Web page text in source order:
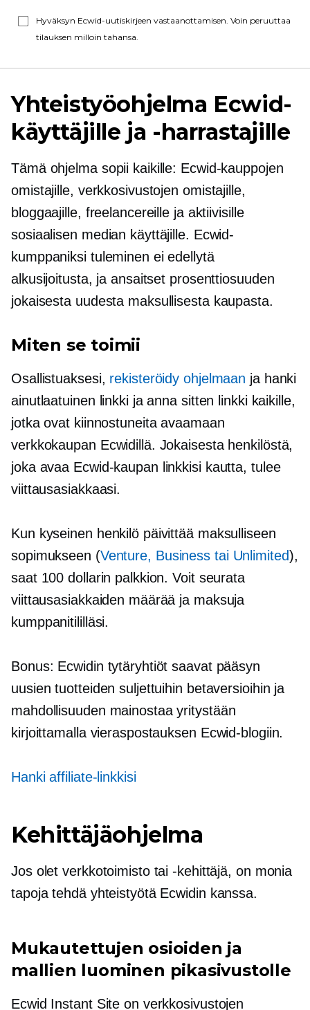
Hyväksyn Ecwid-uutiskirjeen vastaanottamisen. Voin peruuttaa
tilauksen milloin tahansa.
Yhteistyöohjelma Ecwid-
käyttäjille ja -harrastajille
Tämä ohjelma sopii kaikille: Ecwid-kauppojen
omistajille, verkkosivustojen omistajille,
bloggaajille, freelancereille ja aktiivisille
sosiaalisen median käyttäjille. Ecwid-
kumppaniksi tuleminen ei edellytä
alkusijoitusta, ja ansaitset prosenttiosuuden
jokaisesta uudesta maksullisesta kaupasta.
Miten se toimii
Osallistuaksesi, rekisteröidy ohjelmaan ja hanki
ainutlaatuinen linkki ja anna sitten linkki kaikille,
jotka ovat kiinnostuneita avaamaan
verkkokaupan Ecwidillä. Jokaisesta henkilöstä,
joka avaa Ecwid-kaupan linkkisi kautta, tulee
viittausasiakkaasi.
Kun kyseinen henkilö päivittää maksulliseen
sopimukseen (Venture, Business tai Unlimited),
saat 100 dollarin palkkion. Voit seurata
viittausasiakkaiden määrää ja maksuja
kumppanitililläsi.
Bonus: Ecwidin tytäryhtiöt saavat pääsyn
uusien tuotteiden suljettuihin betaversioihin ja
mahdollisuuden mainostaa yritystään
kirjoittamalla vieraspostauksen Ecwid-blogiin.
Hanki affiliate-linkkisi
Kehittäjäohjelma
Jos olet verkkotoimisto tai -kehittäjä, on monia
tapoja tehdä yhteistyötä Ecwidin kanssa.
Mukautettujen osioiden ja
mallien luominen pikasivustolle
Ecwid Instant Site on verkkosivustojen